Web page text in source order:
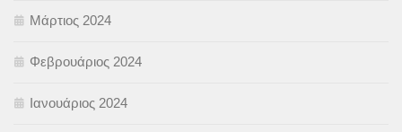
Μάρτιος 2024
Φεβρουάριος 2024
Ιανουάριος 2024